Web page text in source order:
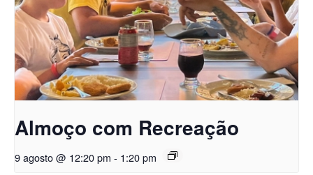
Almoço com Recreação
9 agosto @ 12:20 pm - 1:20 pm